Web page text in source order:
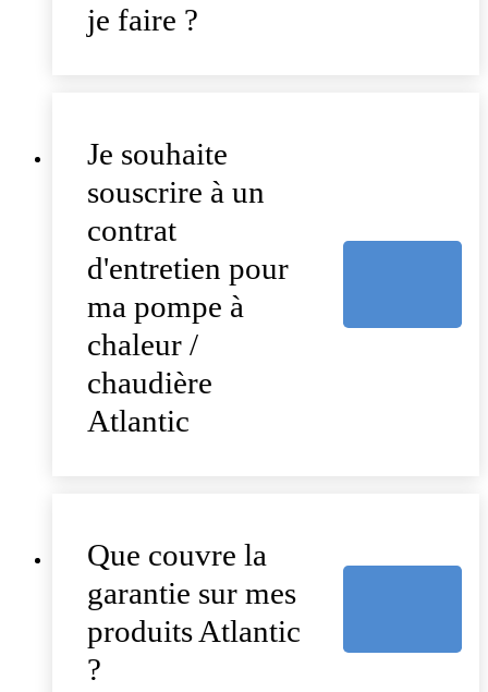
je faire ?
Je souhaite
souscrire à un
contrat
d'entretien pour
ma pompe à
chaleur /
chaudière
Atlantic
Que couvre la
garantie sur mes
produits Atlantic
?